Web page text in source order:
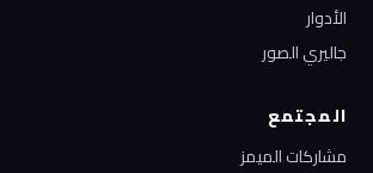
الأدوار
جاليري الصور
المجتمع
مشاركات الميمز